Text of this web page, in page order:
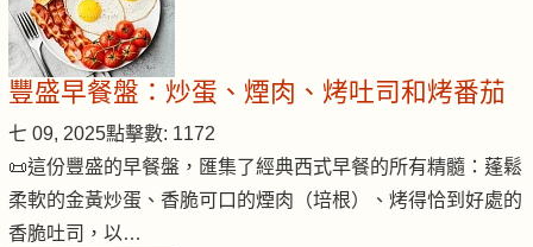
豐盛早餐盤：炒蛋、煙肉、烤吐司和烤番茄
七 09, 2025點擊數: 1172
📜這份豐盛的早餐盤，匯集了經典西式早餐的所有精髓：蓬鬆
柔軟的金黃炒蛋、香脆可口的煙肉（培根）、烤得恰到好處的
香脆吐司，以…